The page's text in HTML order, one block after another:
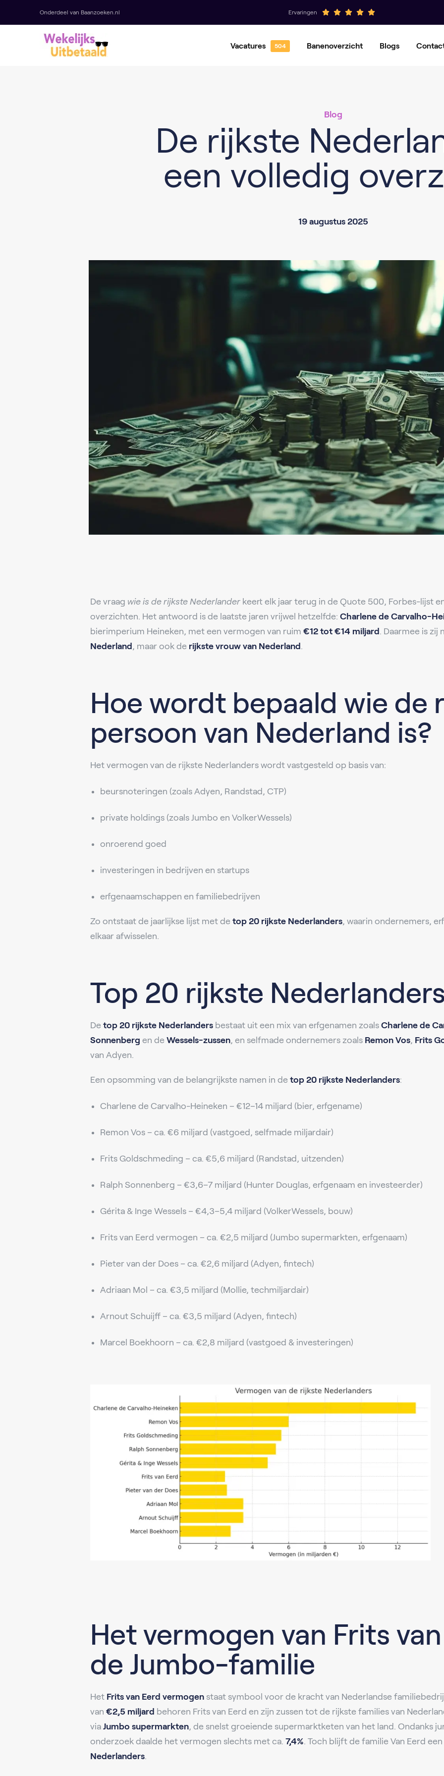
Onderdeel van Baanzoeken.nl Ervaringen
Vacatures Banenoverzicht Blogs
Blog
De rijkste
een volledig
19 augustus 2025
De vraag wie is de rijkste Nederlander keert elk jaar terug in de Quote 500, Forbes-lijst
overzichten. Het antwoord is de laatste jaren vrijwel hetzelfde: Charlene de Carvalho-
bierimperium Heineken, met een vermogen van ruim €12 tot €14 miljard . Daarmee is zij
Nederland , maar ook de rijkste vrouw van Nederland .
Hoe wordt bepaald wie de
persoon van Nederland is?
Het vermogen van de rijkste Nederlanders wordt vastgesteld op basis van:
beursnoteringen (zoals Adyen, Randstad, CTP)
private holdings (zoals Jumbo en VolkerWessels)
onroerend goed
investeringen in bedrijven en startups
erfgenaamschappen en familiebedrijven
Zo ontstaat de jaarlijkse lijst met de top 20 rijkste Nederlanders, waarin ondernemers,
elkaar afwisselen.
Top 20 rijkste Nederlanders
De top 20 rijkste Nederlanders bestaat uit een mix van erfgenamen zoals Charlene de
Sonnenberg en de Wessels-zussen, en selfmade ondernemers zoals Remon Vos, Frits
van Adyen.
Een opsomming van de belangrijkste namen in de top 20 rijkste Nederlanders:
Charlene de Carvalho-Heineken – €12–14 miljard (bier, erfgename)
Remon Vos – ca. €6 miljard (vastgoed, selfmade miljardair)
Frits Goldschmeding – ca. €5,6 miljard (Randstad, uitzenden)
Ralph Sonnenberg – €3,6–7 miljard (Hunter Douglas, erfgenaam en investeerder)
Gérita & Inge Wessels – €4,3–5,4 miljard (VolkerWessels, bouw)
Frits van Eerd vermogen – ca. €2,5 miljard (Jumbo supermarkten, erfgenaam)
Pieter van der Does – ca. €2,6 miljard (Adyen, fintech)
Adriaan Mol – ca. €3,5 miljard (Mollie, techmiljardair)
Arnout Schuijff – ca. €3,5 miljard (Adyen, fintech)
Marcel Boekhoorn – ca. €2,8 miljard (vastgoed & investeringen)
Het vermogen van Frits
de Jumbo-familie
Het Frits van Eerd vermogen staat symbool voor de kracht van Nederlandse
van €2,5 miljard behoren Frits van Eerd en zijn zussen tot de rijkste families van
via Jumbo supermarkten, de snelst groeiende supermarktketen van het land. Ondanks
onderzoek daalde het vermogen slechts met ca. 7,4%. Toch blijft de familie Van Eerd
Nederlanders.